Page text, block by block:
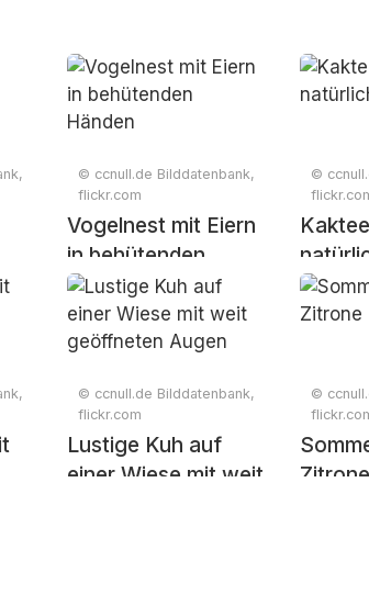
© ccnull.de Bilddatenbank,
flickr.com
Vogelnest mit Eiern
in behütenden
Händen
©
© ccnull.de Bilddatenbank,
flickr.com
Lustige Kuh auf
einer Wiese mit weit
©